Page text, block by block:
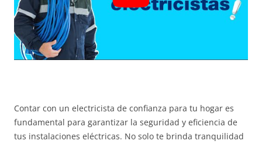
Contar con un electricista de confianza para tu hogar es
fundamental para garantizar la seguridad y eficiencia de
tus instalaciones eléctricas. No solo te brinda tranquilidad